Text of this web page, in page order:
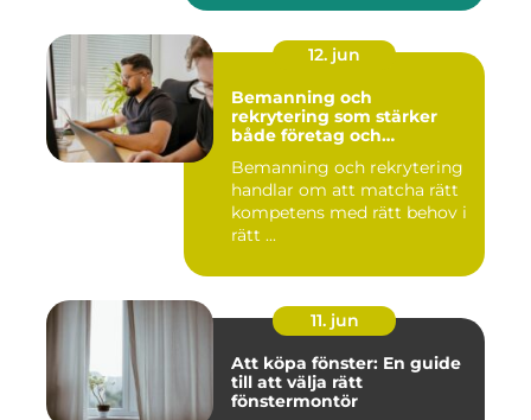
12. jun
Bemanning och
rekrytering som stärker
både företag och
Bemanning och rekrytering
handlar om att matcha rätt
kompetens med rätt behov i
rätt ...
11. jun
Att köpa fönster: En guide
till att välja rätt
fönstermontör